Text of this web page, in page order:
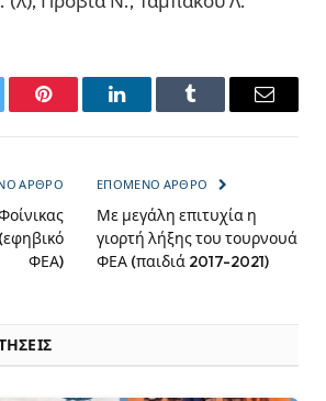
Pinterest LinkedInTumblr Email
ΆΡΘΡΟ
ΦΕΑ)
ΕΠΌΜΕΝΟ ΆΡΘΡΟ
Με μεγάλη επιτυχία η
γιορτή λήξης του τουρνουά
ΦΕΑ (παιδιά 2017-2021)